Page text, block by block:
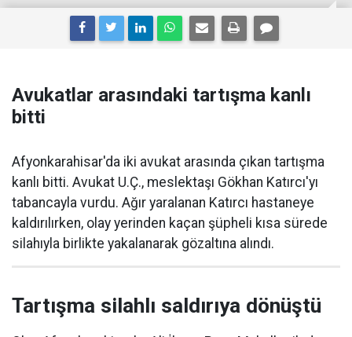
Avukatlar arasındaki tartışma kanlı
bitti
Afyonkarahisar'da iki avukat arasında çıkan tartışma
kanlı bitti. Avukat U.Ç., meslektaşı Gökhan Katırcı'yı
tabancayla vurdu. Ağır yaralanan Katırcı hastaneye
kaldırılırken, olay yerinden kaçan şüpheli kısa sürede
silahıyla birlikte yakalanarak gözaltına alındı.
Tartışma silahlı saldırıya dönüştü